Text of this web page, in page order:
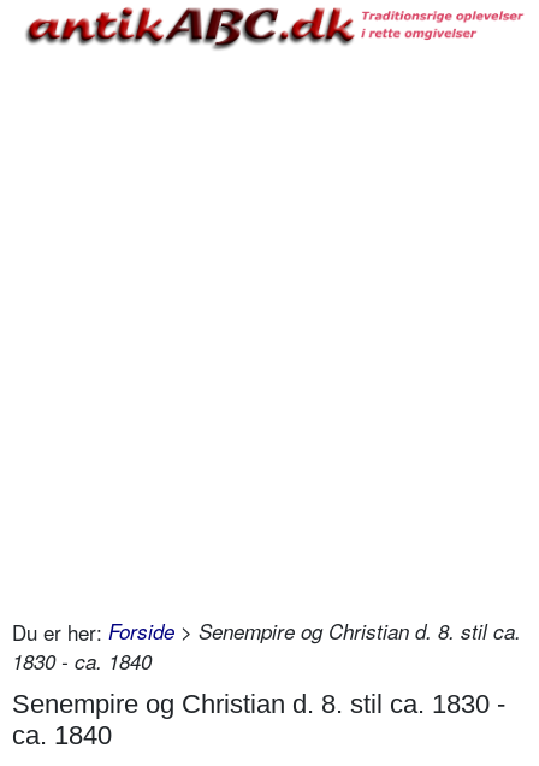
Du er her: Forside > Senempire og Christian d. 8. stil ca.
1830 - ca. 1840
Senempire og Christian d. 8. stil ca. 1830 -
ca. 1840